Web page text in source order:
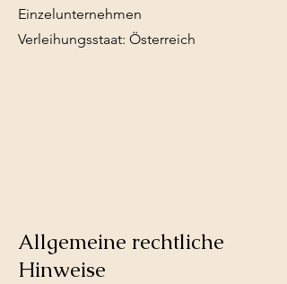
Einzelunternehmen
Verleihungsstaat: Österreich
Allgemeine rechtliche
Hinweise